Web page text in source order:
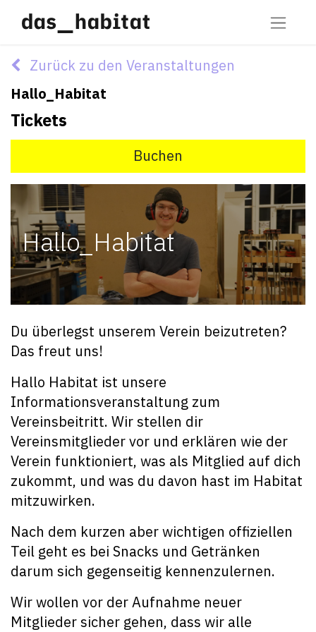
Zurück zu den Veranstaltungen
Hallo_Habitat
Tickets
Buchen
Hallo_Habitat
Du überlegst unserem Verein beizutreten?
Das freut uns!
Hallo Habitat ist unsere
Informationsveranstaltung zum
Vereinsbeitritt. Wir stellen dir
Vereinsmitglieder vor und erklären wie der
Verein funktioniert, was als Mitglied auf dich
zukommt, und was du davon hast im Habitat
mitzuwirken.
Nach dem kurzen aber wichtigen offiziellen
Teil geht es bei Snacks und Getränken
darum sich gegenseitig kennenzulernen.
Wir wollen vor der Aufnahme neuer
Mitglieder sicher gehen, dass wir alle